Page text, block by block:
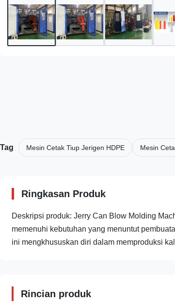
Tag Mesin Cetak Tiup Jerigen HDPE Mesin
Ringkasan Produk
Deskripsi produk: Jerry Can Blow Molding
memenuhi kebutuhan yang menuntut
ini mengkhususkan diri dalam memproduksi
Rincian produk